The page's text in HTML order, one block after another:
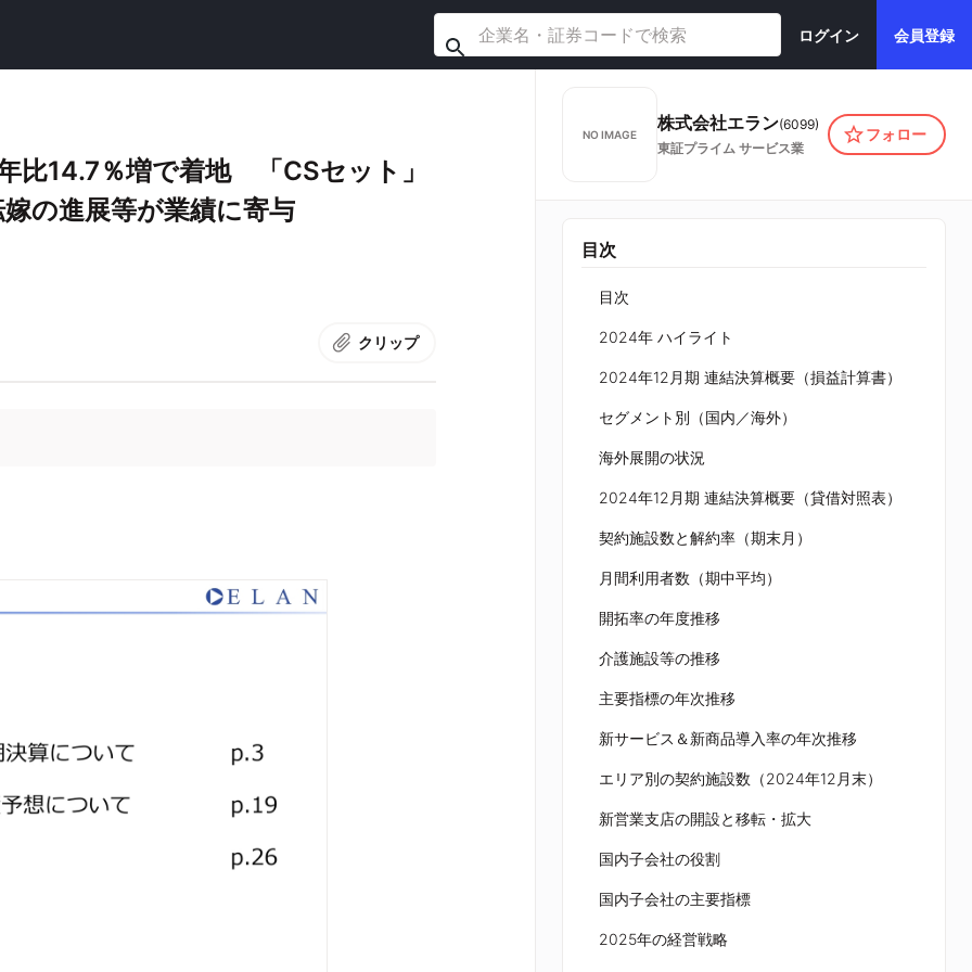
ログイン 会員登録
比14.7％増で着地 「CSセット」
の進展等が業績に寄与
クリップ
NO IMAGE
株式会社エラン(6099)
東証プライム サービス業
フォロー
目次
目次
2024年 ハイライト
2024年12月期 連結決算概要（損益計算書）
セグメント別（国内／海外）
海外展開の状況
2024年12月期 連結決算概要（貸借対照表）
契約施設数と解約率（期末月）
月間利用者数（期中平均）
開拓率の年度推移
介護施設等の推移
主要指標の年次推移
新サービス＆新商品導入率の年次推移
エリア別の契約施設数（2024年12月末）
新営業支店の開設と移転・拡大
国内子会社の役割
国内子会社の主要指標
2025年の経営戦略